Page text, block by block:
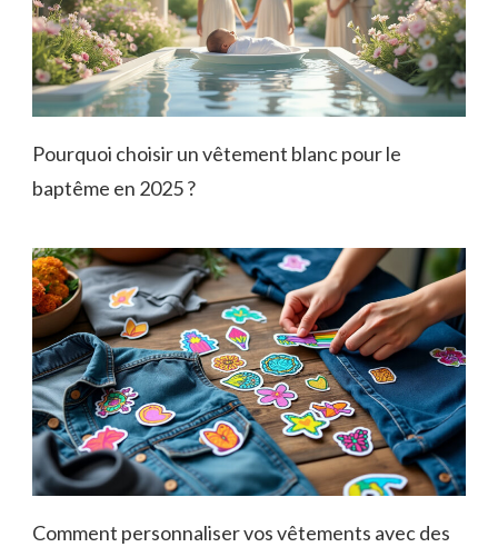
Pourquoi choisir un vêtement blanc pour le
baptême en 2025 ?
Comment personnaliser vos vêtements avec des